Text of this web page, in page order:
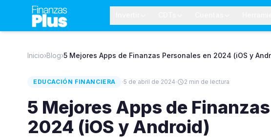
Inicio›Blog›5 Mejores Apps de Finanzas Personales en 2024 (iOS y
EDUCACIÓN FINANCIERA ·5 de abril de 2024· 2 min de lectura
5 Mejores Apps de
2024 (iOS y Android)